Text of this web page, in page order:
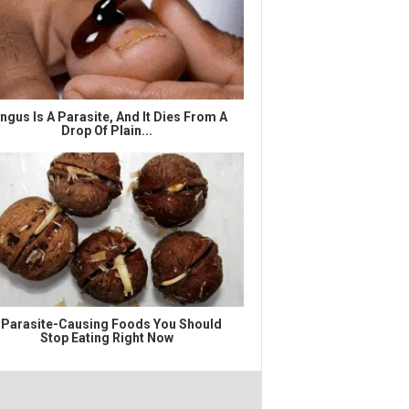
Is A Parasite, And It Dies From A
Drop Of Plain...
Causing Foods You Should
Stop Eating Right Now